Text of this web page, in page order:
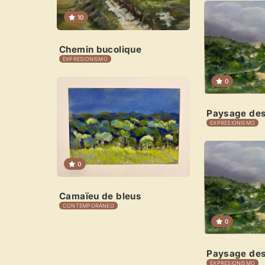
10
Chemin bucolique
EXPRESIONISMO
0
Camaïeu de bleus
CONTEMPORÁNEO
0
Paysage
EXPRESIONISMO
0
Paysage
EXPRESIONISMO